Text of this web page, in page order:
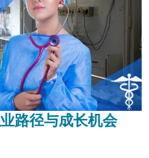
路径与成长机会